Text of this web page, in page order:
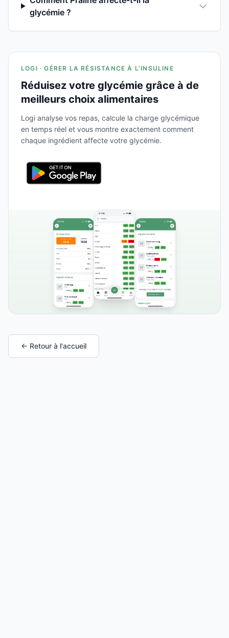
glycémie ?
LOGI · GÉRER LA RÉSISTANCE À L'INSULINE
Réduisez votre glycémie grâce à de
meilleurs choix alimentaires
Logi analyse vos repas, calcule la charge glycémique
en temps réel et vous montre exactement comment
chaque ingrédient affecte votre glycémie.
← Retour à l'accueil